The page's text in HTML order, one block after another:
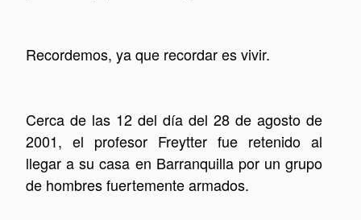
Recordemos, ya que recordar es vivir.
Cerca de las 12 del día del 28 de agosto de
2001, el profesor Freytter fue retenido al
llegar a su casa en Barranquilla por un grupo
de hombres fuertemente armados.